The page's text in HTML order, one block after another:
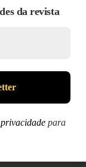
da revista
para